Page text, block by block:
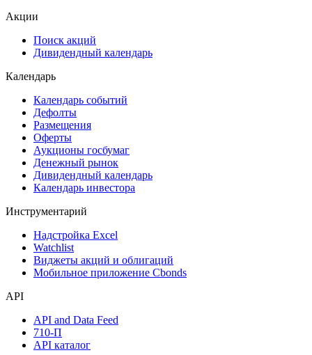
Акции
Поиск акций
Дивидендный календарь
Календарь
Календарь событий
Дефолты
Размещения
Оферты
Аукционы госбумаг
Денежный рынок
Дивидендный календарь
Календарь инвестора
Инструментарий
Надстройка Excel
Watchlist
Виджеты акций и облигаций
Мобильное приложение Cbonds
API
API and Data Feed
710-П
API каталог